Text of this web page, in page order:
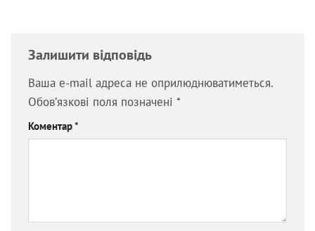
Залишити відповідь
Ваша e-mail адреса не оприлюднюватиметься.
Обов’язкові поля позначені *
Коментар*